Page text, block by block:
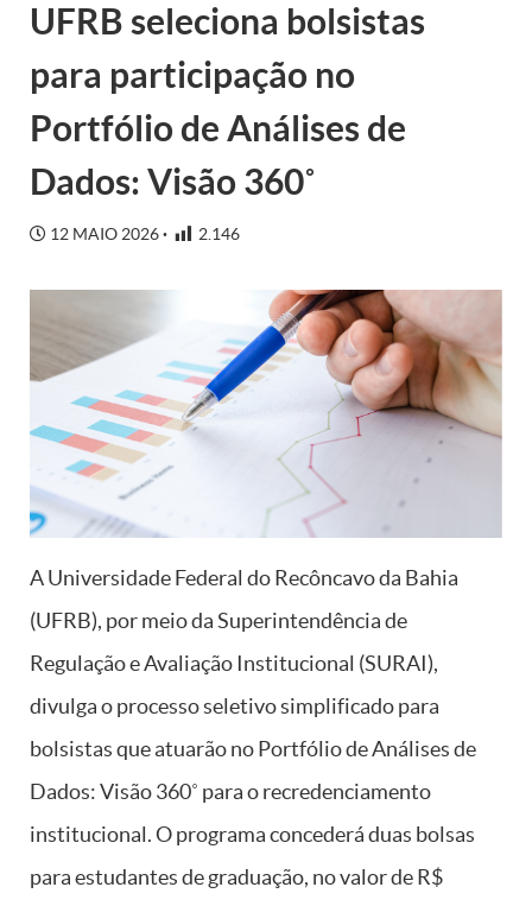
UFRB seleciona bolsistas
para participação no
Portfólio de Análises de
Dados: Visão 360˚
12 MAIO 2026 2.146
A Universidade Federal do Recôncavo da Bahia
(UFRB), por meio da Superintendência de
Regulação e Avaliação Institucional (SURAI),
divulga o processo seletivo simplificado para
bolsistas que atuarão no Portfólio de Análises de
Dados: Visão 360˚ para o recredenciamento
institucional. O programa concederá duas bolsas
para estudantes de graduação, no valor de R$